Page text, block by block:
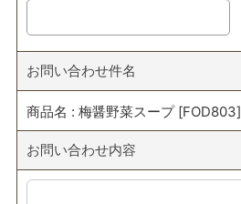
お問い合わせ件名
商品名 : 梅醤野菜スープ [FOD803]
お問い合わせ内容